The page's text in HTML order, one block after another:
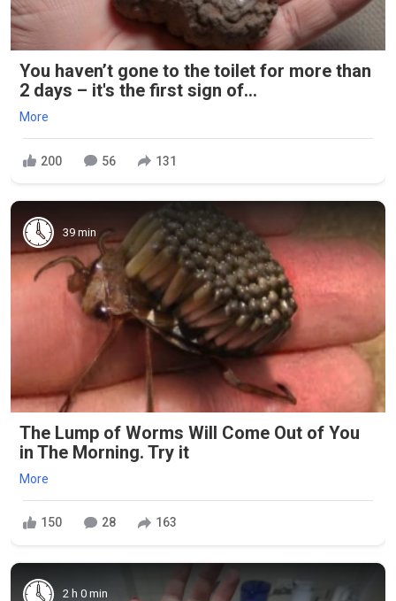
You haven’t gone to the toilet for more than
2 days – it's the first sign of...
More
200 56 131
39 min
The Lump of Worms Will Come Out of You
in The Morning. Try it
More
150 28 163
2 h 0 min